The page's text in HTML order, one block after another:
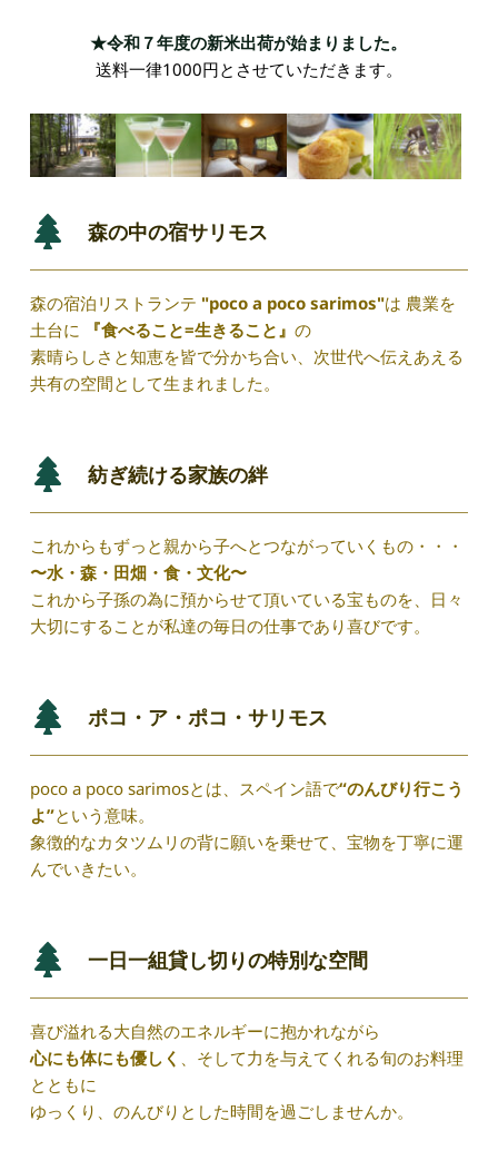
★令和７年度の新米出荷が始まりました。
送料一律1000円とさせていただきます。
森の中の宿サリモス
森の宿泊リストランテ "poco a poco sarimos"は 農業を
土台に
『食べること=生きること』 の
素晴らしさと知恵を皆で分かち合い、 次世代へ伝えあえる
共有の空間として生まれました。
紡ぎ続ける家族の絆
〜水・森・田畑・食・文化〜
これから子孫の為に預からせて頂いている宝ものを、日々
大切にすることが私達の毎日の仕事であり喜びです。
ポコ・ア・ポコ・サリモス
poco a poco sarimosとは、スペイン語で“のんびり行こう
よ”という意味。
象徴的なカタツムリの背に願いを乗せて、宝物を丁寧に運
んでいきたい。
一日一組貸し切りの特別な空間
喜び溢れる大自然のエネルギーに抱かれながら
心にも体にも優しく
、そして力を与えてくれる旬のお料理
とともに
ゆっくり、のんびりとした時間を過ごしませんか。